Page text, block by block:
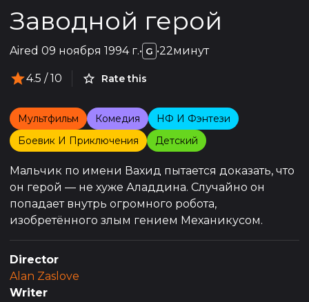
Заводной герой
Aired 09 ноября 1994 г.• G •22минут
4.5 / 10 Rate this
Мультфильм Комедия
НФ И Фэнтези
Боевик И Приключения
Детский
Мальчик по имени Вахид пытается доказать, что
он герой — не хуже Аладдина. Случайно он
попадает внутрь огромного робота,
изобретённого злым гением Механикусом.
Director
Alan Zaslove
Writer